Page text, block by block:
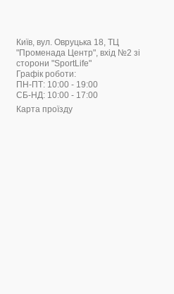
Київ, вул. Овруцька 18, ТЦ
"Променада Центр", вхід №2 зі
сторони "SportLife"
Графік роботи:
ПН-ПТ: 10:00 - 19:00
СБ-НД: 10:00 - 17:00
Карта проїзду